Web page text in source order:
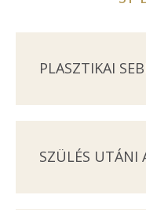
PLASZTIKAI
SZÜLÉS UTÁNI